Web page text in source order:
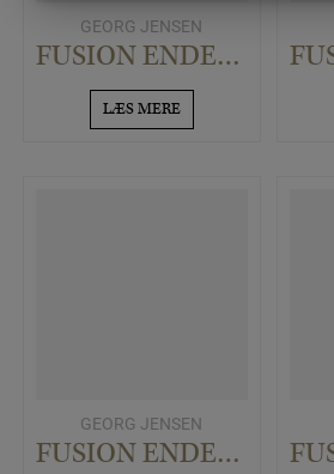
GEORG JENSEN
FUSION ENDERING ROSAGULD
LÆS MERE
GEORG JENSEN
FUSION ENDERING MED BRILLANTER